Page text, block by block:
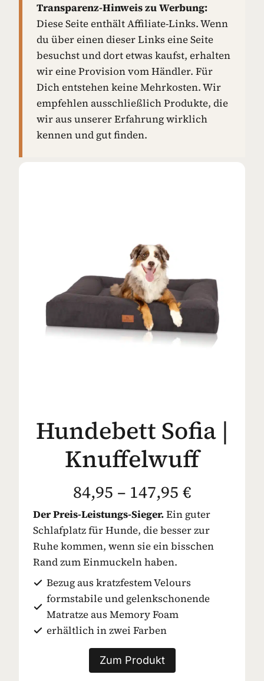
Transparenz-Hinweis zu Werbung:
Diese Seite enthält Affiliate-Links. Wenn
du über einen dieser Links eine Seite
besuchst und dort etwas kaufst, erhalten
wir eine Provision vom Händler. Für
Dich entstehen keine Mehrkosten. Wir
empfehlen ausschließlich Produkte, die
wir aus unserer Erfahrung wirklich
kennen und gut finden.
Hundebett Sofia |
Knuffelwuff
84,95 – 147,95 €
Der Preis-Leistungs-Sieger.Ein guter
Schlafplatz für Hunde, die besser zur
Ruhe kommen, wenn sie ein bisschen
Rand zum Einmuckeln haben.
Bezug aus kratzfestem Velours
formstabile und gelenkschonende
Matratze aus Memory Foam
erhältlich in zwei Farben
Zum Produkt